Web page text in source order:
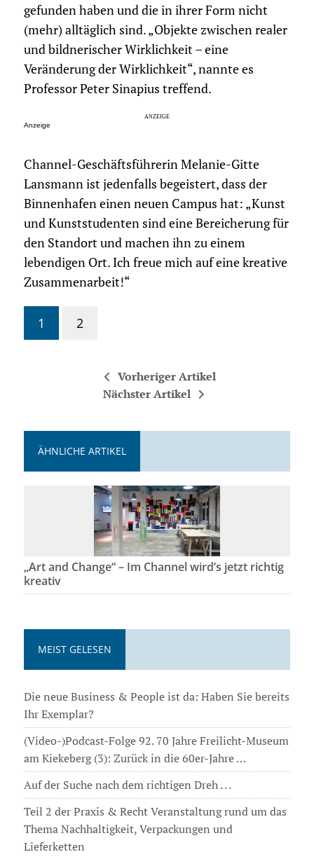
gefunden haben und die in ihrer Form nicht
(mehr) alltäglich sind. „Objekte zwischen realer
und bildnerischer Wirklichkeit – eine
Veränderung der Wirklichkeit“, nannte es
Professor Peter Sinapius treffend.
Anzeige
Channel-Geschäftsführerin Melanie-Gitte
Lansmann ist jedenfalls begeistert, dass der
Binnenhafen einen neuen Campus hat: „Kunst
und Kunststudenten sind eine Bereicherung für
den Standort und machen ihn zu einem
lebendigen Ort. Ich freue mich auf eine kreative
Zusammenarbeit!“
1 2
Vorheriger Artikel
Nächster Artikel
ÄHNLICHE ARTIKEL
„Art and Change“ – Im Channel wird’s jetzt richtig
kreativ
MEIST GELESEN
Die neue Business & People ist da: Haben Sie bereits
Ihr Exemplar?
(Video-)Podcast-Folge 92. 70 Jahre Freilicht-Museum
am Kiekeberg (3): Zurück in die 60er-Jahre …
Auf der Suche nach dem richtigen Dreh . . .
Teil 2 der Praxis & Recht Veranstaltung rund um das
Thema Nachhaltigkeit, Verpackungen und
Lieferketten